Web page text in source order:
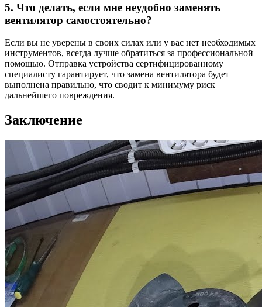
5. Что делать, если мне неудобно заменять
вентилятор самостоятельно?
Если вы не уверены в своих силах или у вас нет необходимых
инструментов, всегда лучше обратиться за профессиональной
помощью. Отправка устройства сертифицированному
специалисту гарантирует, что замена вентилятора будет
выполнена правильно, что сводит к минимуму риск
дальнейшего повреждения.
Заключение